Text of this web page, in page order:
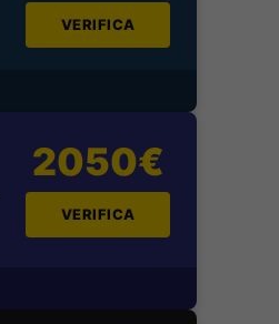
VERIFICA
2050€
VERIFICA